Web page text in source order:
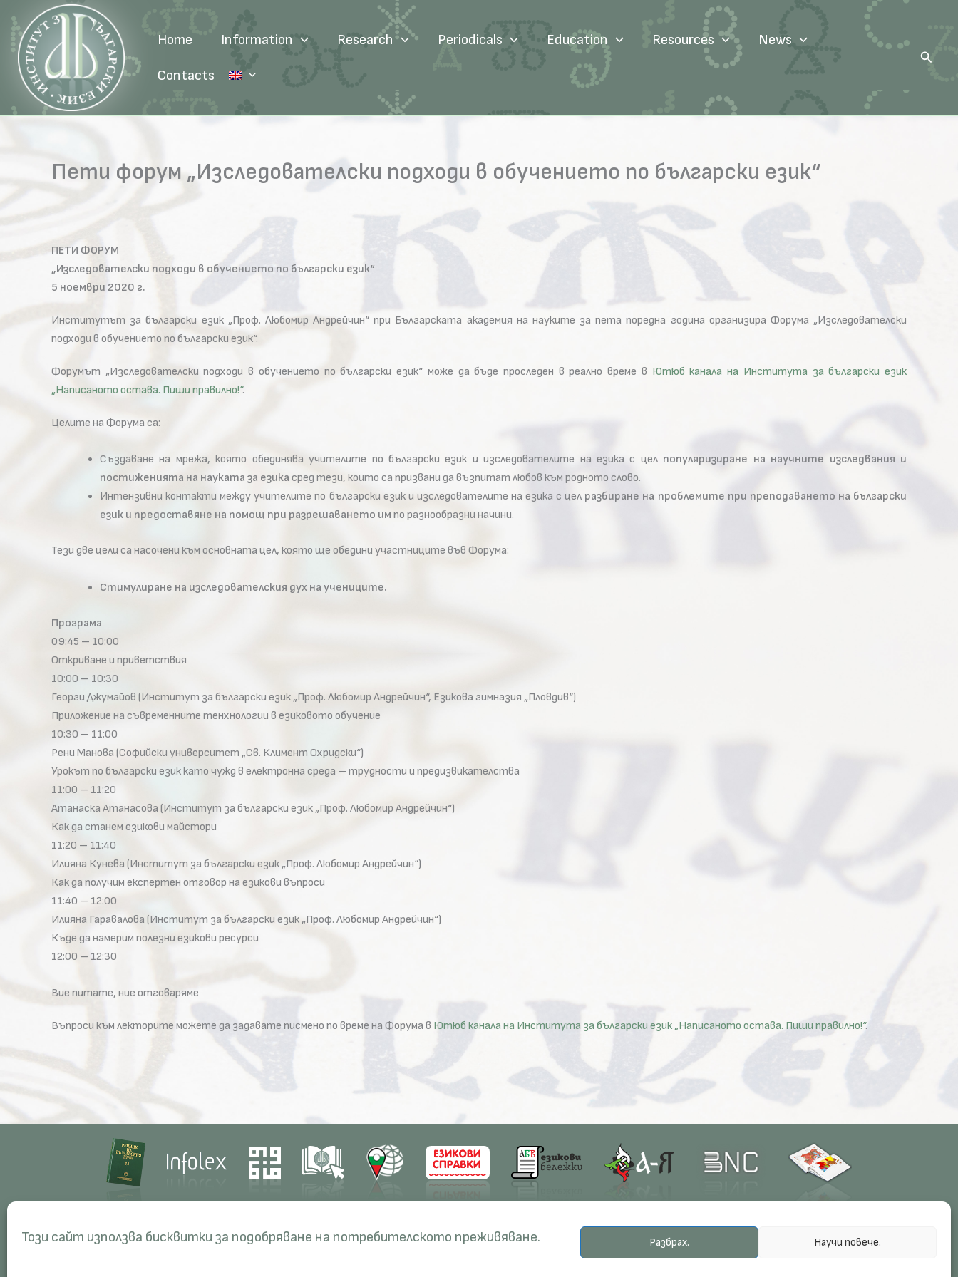
Този сайт използва бисквитки за подобряване на потребителското преживяване. Разбрах. Научи повече.
content
Home Information Research Periodicals Education Resources News
Contacts
Search
Пети форум „Изследователски подходи в обучението по български език“
ПЕТИ ФОРУМ
„Изследователски подходи в обучението по български език“
5 ноември 2020 г.
Институтът за български език „Проф. Любомир Андрейчин“ при Българската академия на науките за пета поредна година организира Форума „Изследователски
подходи в обучението по български език“.
Форумът „Изследователски подходи в обучението по български език“ може да бъде проследен в реално време в Ютюб канала на Института за български език
„Написаното остава. Пиши правилно!“.
Целите на Форума са:
Създаване на мрежа, която обединява учителите по български език и изследователите на езика с цел популяризиране на научните изследвания и
постиженията на науката за езика сред тези, които са призвани да възпитат любов към родното слово.
Интензивни контакти между учителите по български език и изследователите на езика с цел разбиране на проблемите при преподаването на български
език и предоставяне на помощ при разрешаването им по разнообразни начини.
Тези две цели са насочени към основната цел, която ще обедини участниците във Форума:
Стимулиране на изследователския дух на учениците.
Програма
09:45 – 10:00
Откриване и приветствия
10:00 – 10:30
Георги Джумайов (Институт за български език „Проф. Любомир Андрейчин“, Езикова гимназия „Пловдив“)
Приложение на съвременните тенхнологии в езиковото обучение
10:30 – 11:00
Рени Манова (Софийски университет „Св. Климент Охридски“)
Урокът по български език като чужд в електронна среда – трудности и предизвикателства
11:00 – 11:20
Атанаска Атанасова (Институт за български език „Проф. Любомир Андрейчин“)
Как да станем езикови майстори
11:20 – 11:40
Илияна Кунева (Институт за български език „Проф. Любомир Андрейчин“)
Как да получим експертен отговор на езикови въпроси
11:40 – 12:00
Илияна Гаравалова (Институт за български език „Проф. Любомир Андрейчин“)
Къде да намерим полезни езикови ресурси
12:00 – 12:30
Вие питате, ние отговаряме
Въпроси към лекторите можете да задавате писмено по време на Форума в Ютюб канала на Института за български език „Написаното остава. Пиши правилно!“.
RBE